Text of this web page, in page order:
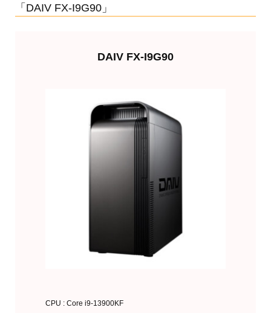
「DAIV FX-I9G90」
DAIV FX-I9G90
CPU : Core i9-13900KF